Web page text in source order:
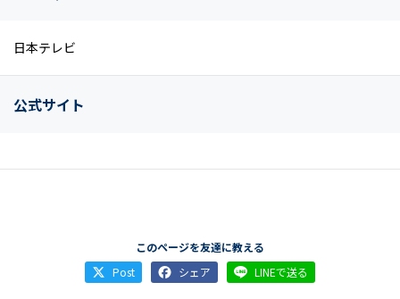
日本テレビ
公式サイト
このページを友達に教える
Post
シェア LINEで送る